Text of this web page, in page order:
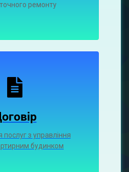
ремонту
з управління
будинком